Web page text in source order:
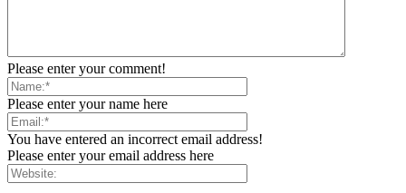
Please enter your comment!
Please enter your name here
You have entered an incorrect email address!
Please enter your email address here